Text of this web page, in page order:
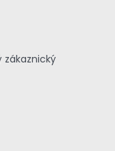
zákaznický